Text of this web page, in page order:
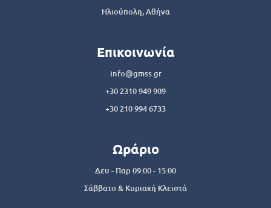
Ηλιούπολη, Αθήνα
Επικοινωνία
info@gmss.gr
+30 2310 949 909
+30 210 994 6733
Ωράριο
Δευ - Παρ 09:00 - 15:00
Σάββατο & Κυριακή Κλειστά